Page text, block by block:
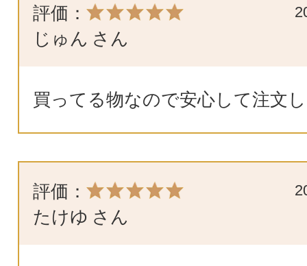
評価：
じゅん さん
買ってる物なので安心して注文
評価：
たけゆ さん